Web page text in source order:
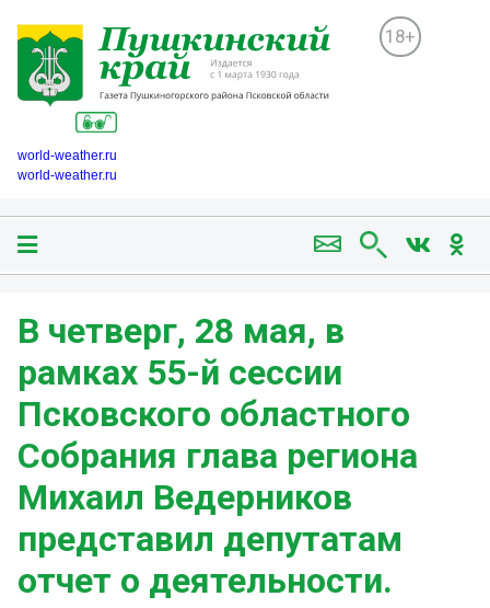
18+
world-weather.ru
world-weather.ru
В четверг, 28 мая, в
рамках 55-й сессии
Псковского областного
Собрания глава региона
Михаил Ведерников
представил депутатам
отчет о деятельности.